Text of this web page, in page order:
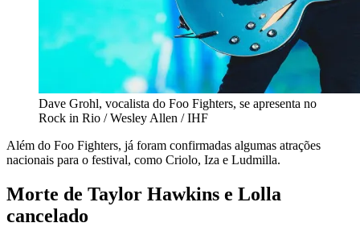
Dave Grohl, vocalista do Foo Fighters, se apresenta no
Rock in Rio / Wesley Allen / IHF
Além do Foo Fighters, já foram confirmadas algumas atrações
nacionais para o festival, como Criolo, Iza e Ludmilla.
Morte de Taylor Hawkins e Lolla
cancelado